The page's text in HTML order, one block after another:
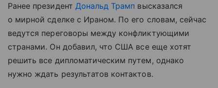
Ранее президент Дональд Трамп высказался
о мирной сделке с Ираном. По его словам, сейчас
ведутся переговоры между конфликтующими
странами. Он добавил, что США все еще хотят
решить все дипломатическим путем, однако
нужно ждать результатов контактов.